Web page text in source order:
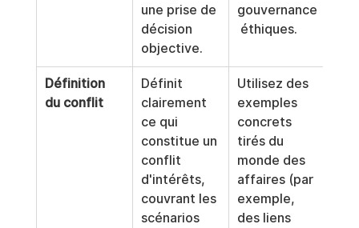
une prise de
décision
objective.
gouvernance
éthiques.
Définition
du conflit
Définit
clairement
ce qui
constitue un
conflit
d'intérêts,
couvrant les
scénarios
Utilisez des
exemples
concrets
tirés du
monde des
affaires (par
exemple,
des liens